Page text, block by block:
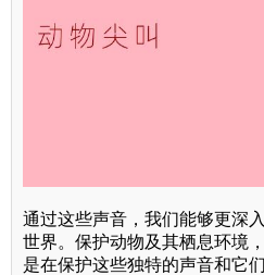
通过这些声音，我们能够更深
世界。保护动物及其栖息环境
是在保护这些独特的声音和它